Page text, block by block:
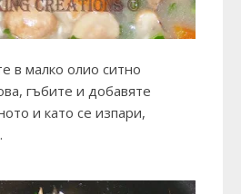
в малко олио ситно
гъбите и добавяте
и като се изпари,